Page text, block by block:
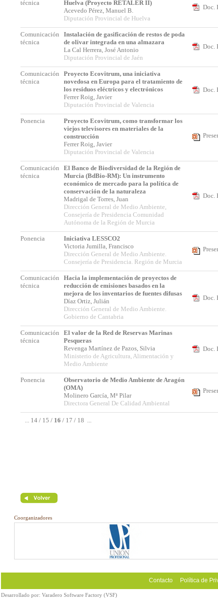
técnica
Huelva (Proyecto RETALER II)
Acevedo Pérez, Manuel B.
Diputación Provincial de Huelva
Doc.
Comunicación
técnica
Instalación de gasificación de restos de poda
de olivar integrada en una almazara
La Cal Herrera, José Antonio
Diputación Provincial de Jaén
Doc.
Comunicación
técnica
Proyecto Ecovitrum, una iniciativa
novedosa en Europa para el tratamiento de
los residuos eléctricos y electrónicos
Ferrer Roig, Javier
Diputación Provincial de Valencia
Doc.
Ponencia
Proyecto Ecovitrum, como transformar los
viejos televisores en materiales de la
construcción
Ferrer Roig, Javier
Diputación Provincial de Valencia
Comunicación
técnica
El Banco de Biodiversidad de la Región de
Murcia (BdBio-RM): Un instrumento
económico de mercado para la política de
conservación de la naturaleza
Madrigal de Torres, Juan
Dirección General de Medio Ambiente,
Consejería de Presidencia Comunidad
Autónoma de la Región de Murcia
Doc.
Ponencia
Iniciativa LESSCO2
Victoria Jumilla, Francisco
Dirección General de Medio Ambiente.
Consejería de Presidencia. Región de Murcia
Comunicación
técnica
Hacia la implementación de proyectos de
reducción de emisiones basados en la
mejora de los inventarios de fuentes difusas
Díaz Ortiz, Julián
Dirección General de Medio Ambiente.
Gobierno de Cantabria
Doc.
Comunicación
técnica
El valor de la Red de Reservas Marinas
Pesqueras
Revenga Martínez de Pazos, Silvia
Ministerio de Agricultura, Alimentación y
Medio Ambiente
Doc.
Ponencia
Observatorio de Medio Ambiente de Aragón
(OMA)
Molinero García, Mª Pilar
Directora General De Calidad Ambiental
... 14 / 15 / 16 / 17 / 18 ...
Coorganizadores
Contacto Política de
Desarrollado por: Varadero Software Factory (VSF)